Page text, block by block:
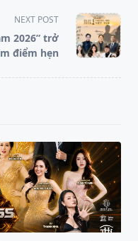
NEXT POST
2026” trở
điểm hẹn